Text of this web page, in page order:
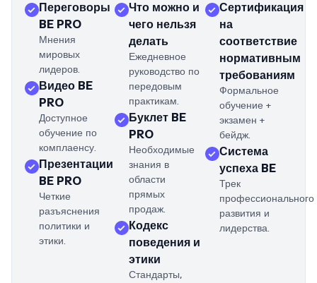
Переговоры
BE PRO
Мнения
мировых
лидеров.
Видео BE
PRO
Доступное
обучение по
комплаенсу.
Презентации
BE PRO
Четкие
разъяснения
политики и
этики.
Что можно и
чего нельзя
делать
Ежедневное
руководство по
передовым
практикам.
Буклет BE
PRO
Необходимые
знания в
области
прямых
продаж.
Кодекс
поведения и
этики
Стандарты,
Сертификация
на
соответствие
нормативным
требованиям
Формальное
обучение +
экзамен +
бейдж.
Система
успеха BE
Трек
профессионального
развития и
лидерства.